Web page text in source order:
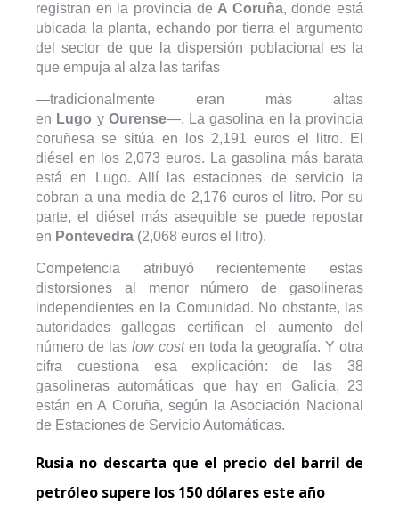
registran en la provincia de A Coruña, donde está
ubicada la planta, echando por tierra el argumento
del sector de que la dispersión poblacional es la
que empuja al alza las tarifas
—tradicionalmente eran más altas
en Lugo y Ourense—. La gasolina en la provincia
coruñesa se sitúa en los 2,191 euros el litro. El
diésel en los 2,073 euros. La gasolina más barata
está en Lugo. Allí las estaciones de servicio la
cobran a una media de 2,176 euros el litro. Por su
parte, el diésel más asequible se puede repostar
en Pontevedra (2,068 euros el litro).
Competencia atribuyó recientemente estas
distorsiones al menor número de gasolineras
independientes en la Comunidad. No obstante, las
autoridades gallegas certifican el aumento del
número de las low costen toda la geografía. Y otra
cifra cuestiona esa explicación: de las 38
gasolineras automáticas que hay en Galicia, 23
están en A Coruña, según la Asociación Nacional
de Estaciones de Servicio Automáticas.
Rusia no descarta que el precio del barril de
petróleo supere los 150 dólares este año